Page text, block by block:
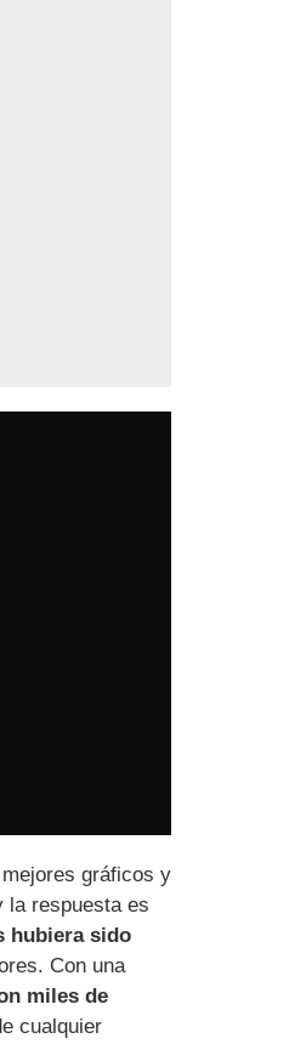
gráficos y
la respuesta es
hubiera sido
Con una
miles de
cualquier